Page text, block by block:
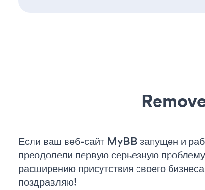
Если ваш веб-сайт MyBB запущен и
преодолели первую серьезную
расширению присутствия своего
поздравляю!